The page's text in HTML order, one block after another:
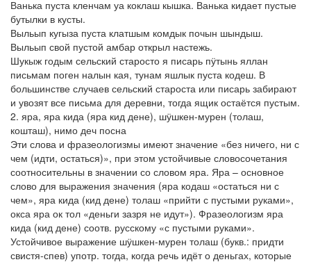
Ванька пуста кленчам уа коклаш кышка. Ванька кидает пустые
бутылки в кусты.
Выльып кугыза пуста клатшым комдык почын шындыш.
Выльып свой пустой амбар открыл настежь.
Шукыж годым сельский старосто я писарь пӱтынь яллан
письмам поген налын кая, тунам яшлык пуста кодеш. В
большинстве случаев сельский староста или писарь забирают
и увозят все письма для деревни, тогда ящик остаётся пустым.
2. яра, яра кида (яра кид дене), шӱшкен-мурен (толаш,
кошташ), нимо деч посна
Эти слова и фразеологизмы имеют значение «без ничего, ни с
чем (идти, остаться)», при этом устойчивые словосочетания
соотносительны в значении со словом яра. Яра – основное
слово для выражения значения (яра кодаш «остаться ни с
чем», яра кида (кид дене) толаш «прийти с пустыми руками»,
окса яра ок тол «деньги зазря не идут»). Фразеологизм яра
кида (кид дене) соотв. русскому «с пустыми руками».
Устойчивое выражение шӱшкен-мурен толаш (букв.: придти
свистя-спев) употр. тогда, когда речь идёт о деньгах, которые